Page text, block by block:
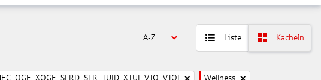
A-Z Liste Kacheln
Wellness